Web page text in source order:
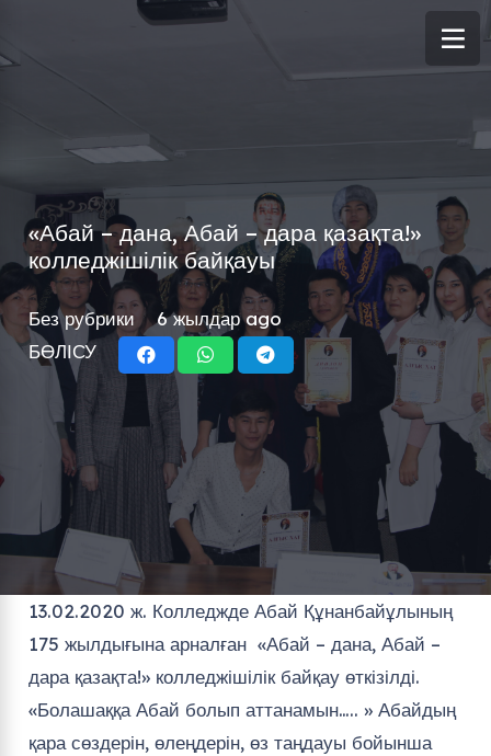
«Абай – дана, Абай – дара қазақта!»
колледжішілік байқауы
Без рубрики
6 жылдар ago
БӨЛІСУ
13.02.2020 ж. Колледжде Абай Құнанбайұлының
175 жылдығына арналған «Абай – дана, Абай –
дара қазақта!» колледжішілік байқау өткізілді.
«Болашаққа Абай болып аттанамын….. » Абайдың
қара сөздерін, өлеңдерін, өз таңдауы бойынша